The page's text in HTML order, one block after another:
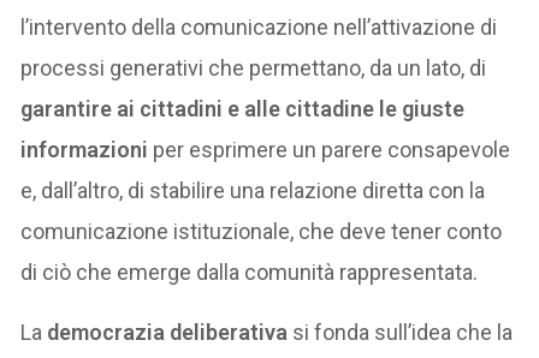
l’intervento della comunicazione nell’attivazione di
processi generativi che permettano, da un lato, di
garantire ai cittadini e alle cittadine le giuste
informazioni per esprimere un parere consapevole
e, dall’altro, di stabilire una relazione diretta con la
comunicazione istituzionale, che deve tener conto
di ciò che emerge dalla comunità rappresentata.
La democrazia deliberativa si fonda sull’idea che la